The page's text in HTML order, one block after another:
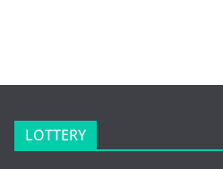
LOTTERY